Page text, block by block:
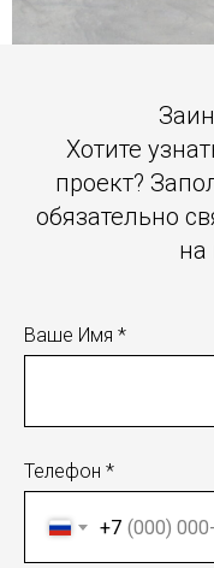
Хотите
проект?
обязательно
на
Ваше Имя *
Телефон *
+7